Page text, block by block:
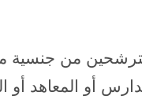
من
أو المعاهد أو